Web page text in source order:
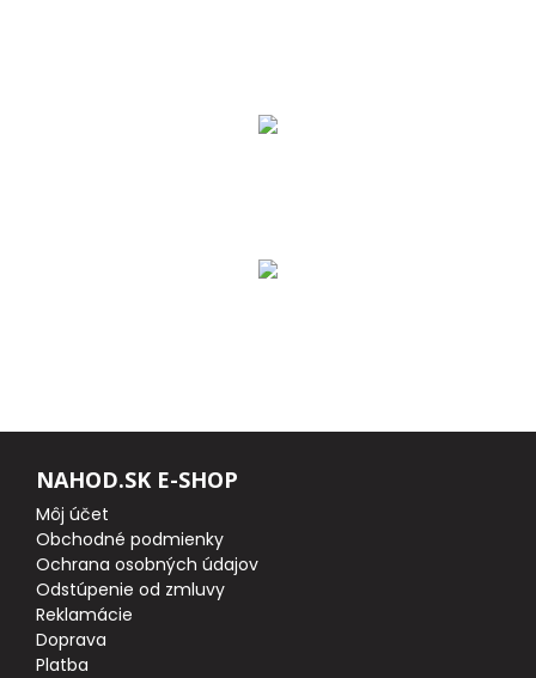
NAHOD.SK E-SHOP
Môj účet
Obchodné podmienky
Ochrana osobných údajov
Odstúpenie od zmluvy
Reklamácie
Doprava
Platba
MULTIPLIKÁTORY
NÁHRADNÉ CIEVKY